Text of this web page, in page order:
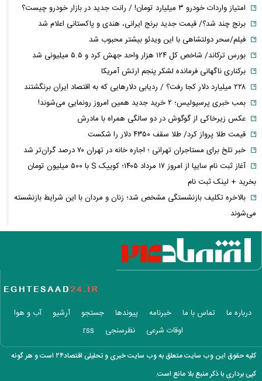
امتیاز واردات خودرو ۳ میلیارد تومان! / رانت جدید در بازار خودرو چیست؟
برنج چند شد؟/ قیمت جدید برنج ایرانی، هندی و پاکستانی اعلام شد
فیلم/سحر دولتشاهی با این ویدئو بیشتر محبوب شد
بورس ترکاند/ شاخص کل ۱۲۴ هزار واحد جهش کرد و ۵.۵ میلیونی شد
برکناری ناگهانی فرمانده لشکر پنجم ارتش آمریکا
۲۲۸ میلیارد دلار کجا رفت؟ / ردیابی دلارهایی که به اقتصاد ایران برنگشتند
بمب خبری پرسپولیس؛ ۲ خرید جدید همین امروز رونمایی می‌شوند!
عکس زیرخاکی از گوگوش در دو سالگی همراه با مادرش
قیمت طلا پرواز کرد/ طلا سقف ۴۳۵۰ دلار را شکست
خبر تلخ برای مستاجران تهرانی ؛ اجاره خانه در تهران ۷۰ درصد گران‌تر شد
آغاز ثبت نام سایپا از امروز ۱۷ مرداد ۱۴۰۵؛ کوییک S با ۵۰۰ میلیون تومان
بخرید + لینک ثبت نام
بالاخره تکلیف بازنشستگی مشخص شد؛ زنان و مردان با این شرایط بازنشسته
می‌شوند
فیلم/واکنش نعیمه نظام‌دوست از بغل کردن دختری با استایل پسرانه
بازداشت دو جراح زیبایی قلابی که حوصله درس خواندن نداشتند!
سپاه بیانیه جدید داد؛ روایت شکست ترامپ در جنگ با ایران
استایل جذاب لیندا کیانی در اکران ماه پنهان + عکس
پیام روز خبرنگار قالیباف؛ دشمن در میدان رسانه و تحریف فعال شده است
عکس/ خانه اعیان نشین در شمال تهران در دوران قاجار
طلا یا دلار یا بورس؛ سرمایه‌گذاران به دنبال امن‌ترین پناهگاه سرمایه‌اند
درباره ما تماس با ما خبرنامه پیوندها جستجو آرشیو
آب و هوا
اوقات شرعی
نظرسنجی rss
کلیه حقوق این وب سایت متعلق به وب سایت خبری و تحلیلی اقتصاد۲۴ است و هر گونه
کپی برداری با ذکر منبع بلا مانع است.